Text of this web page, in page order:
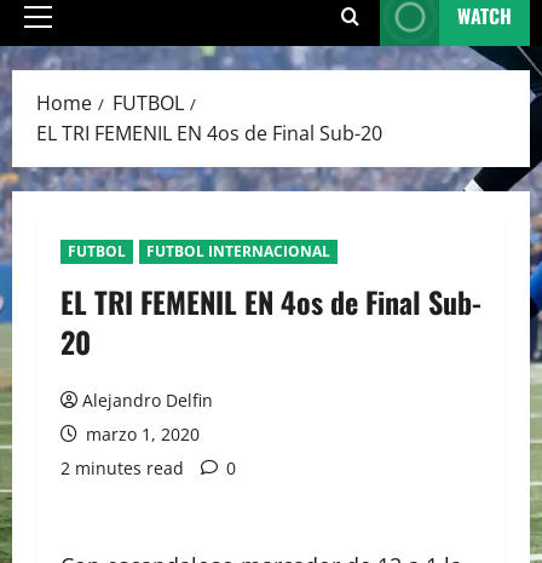
Primary
Menu
WATCH
Home
FUTBOL
EL TRI FEMENIL EN 4os de Final Sub-20
FUTBOL FUTBOL INTERNACIONAL
EL TRI FEMENIL EN 4os de Final Sub-
20
Alejandro Delfin
marzo 1, 2020
2 minutes read
0